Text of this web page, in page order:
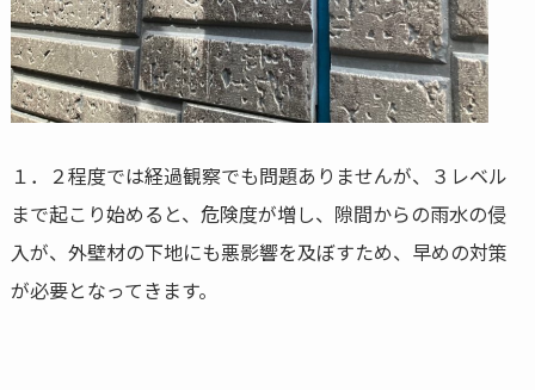
１．２程度では経過観察でも問題ありませんが、３レベル
まで起こり始めると、危険度が増し、隙間からの雨水の侵
入が、外壁材の下地にも悪影響を及ぼすため、早めの対策
が必要となってきます。